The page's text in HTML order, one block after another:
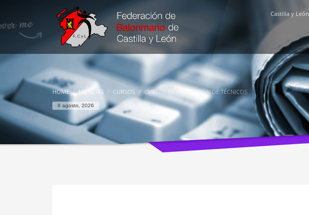
Castilla y León
HOME NOTICIAS CURSOS CURSOS DE FORMACIÓN DE TÉCNICOS
8 agosto, 2026